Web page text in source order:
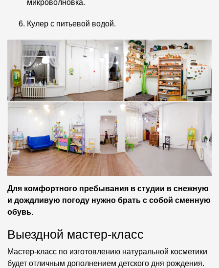
микроволновка.
Кулер с питьевой водой.
Для комфортного пребывания в студии в снежную
и дождливую погоду нужно брать с собой сменную
обувь.
Выездной мастер-класс
Мастер-класс по изготовлению натуральной косметики
будет отличным дополнением детского дня рождения.